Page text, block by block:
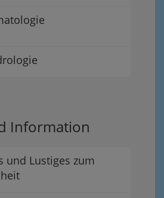
Information
und Lustiges zum